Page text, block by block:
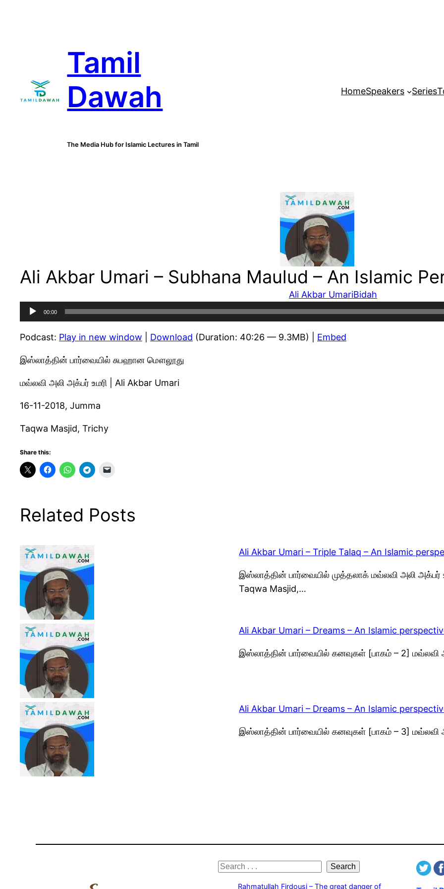
Tamil
Dawah
The Media Hub for Islamic Lectures in Tamil
HomeSpeakers Series
Ali Akbar Umari – Subhana Maulud – An Islamic
Ali Akbar UmariBidah
Audio
Player
00:00
Podcast: Play in new window Download (Duration: 40:26 — 9.3MB) | Embed
இஸ்லாத்தின் பார்வையில் சுபஹான மௌலூது
மவ்லவி அலி அக்பர் உமரி | Ali Akbar Umari
16-11-2018, Jumma
Taqwa Masjid, Trichy
Share this:
Related Posts
Ali Akbar Umari – Triple Talaq – An Islamic
இஸ்லாத்தின் பார்வையில் முத்தலாக் மவ்லவி அலி அக்பர்
Taqwa Masjid,…
Ali Akbar Umari – Dreams – An Islamic
இஸ்லாத்தின் பார்வையில் கனவுகள் [பாகம் – 2] மவ்லவி
Ali Akbar Umari – Dreams – An Islamic
இஸ்லாத்தின் பார்வையில் கனவுகள் [பாகம் – 3] மவ்லவி
S
Search
Rahmatullah Firdousi – The great danger of